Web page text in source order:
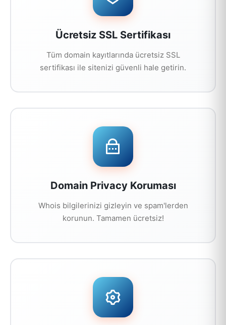
Ücretsiz SSL Sertifikası
Tüm domain kayıtlarında ücretsiz SSL
sertifikası ile sitenizi güvenli hale getirin.
Domain Privacy Koruması
Whois bilgilerinizi gizleyin ve spam'lerden
korunun. Tamamen ücretsiz!